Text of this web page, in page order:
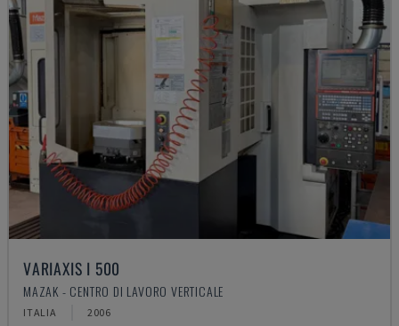
VARIAXIS I 500
MAZAK - CENTRO DI LAVORO VERTICALE
ITALIA 2006